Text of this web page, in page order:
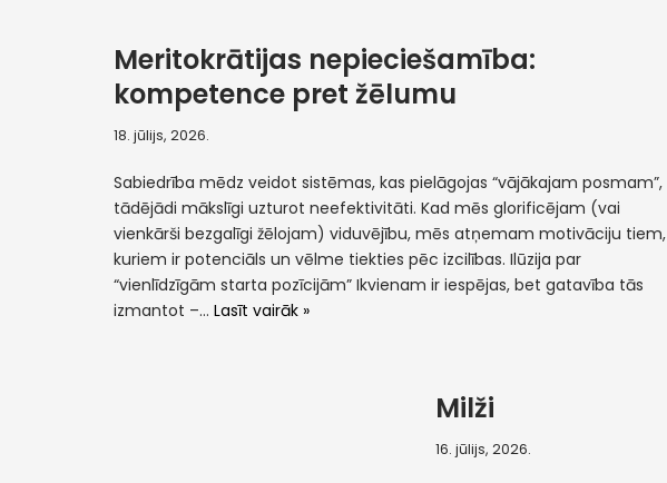
Meritokrātijas nepieciešamība:
kompetence pret žēlumu
18. jūlijs, 2026.
Sabiedrība mēdz veidot sistēmas, kas pielāgojas “vājākajam posmam”,
tādējādi mākslīgi uzturot neefektivitāti. Kad mēs glorificējam (vai
vienkārši bezgalīgi žēlojam) viduvējību, mēs atņemam motivāciju tiem,
kuriem ir potenciāls un vēlme tiekties pēc izcilības. Ilūzija par
“vienlīdzīgām starta pozīcijām” Ikvienam ir iespējas, bet gatavība tās
izmantot –… Lasīt vairāk »
Milži
16. jūlijs, 2026.